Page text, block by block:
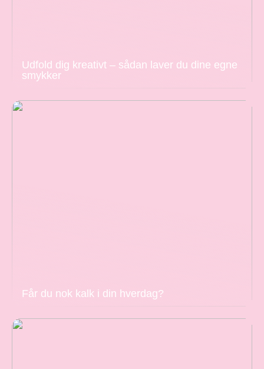
Udfold dig kreativt – sådan laver du dine egne
smykker
Får du nok kalk i din hverdag?